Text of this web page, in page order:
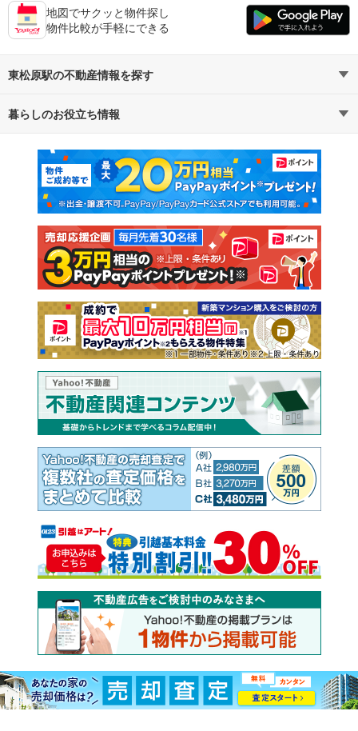
地図でサクッと物件探し
物件比較が手軽にできる
東松原駅の不動産情報を探す
不動産・住宅
新築マンション 中古マンション
新築一戸建て 中古一戸建て
注文住宅 土地
売却査定
暮らしのお役立ち情報
マンションカタログ 教えて！住まいの先生